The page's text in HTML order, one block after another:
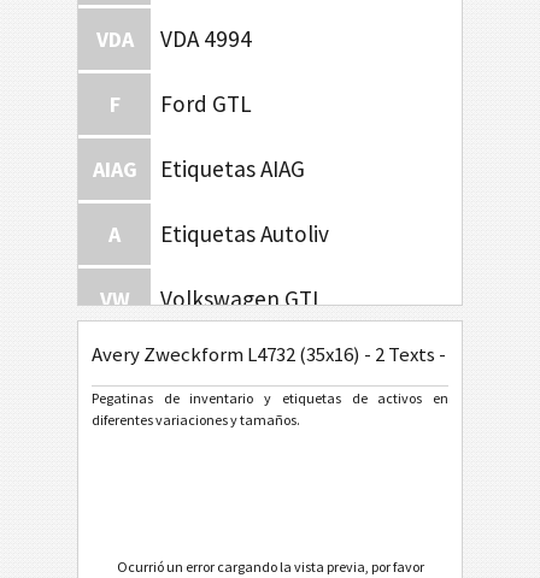
VDA VDA 4994
F Ford GTL
AIAG Etiquetas AIAG
A Etiquetas Autoliv
VW Volkswagen GTL
GM General Motors
CAT Caterpillar
O Odette
Avery Zweckform L4732 (35x16) - 2 Texts - 1 1D
Pegatinas de inventario y etiquetas de activos en
diferentes variaciones y tamaños.
Ocurrió un error cargando la vista previa, por favor